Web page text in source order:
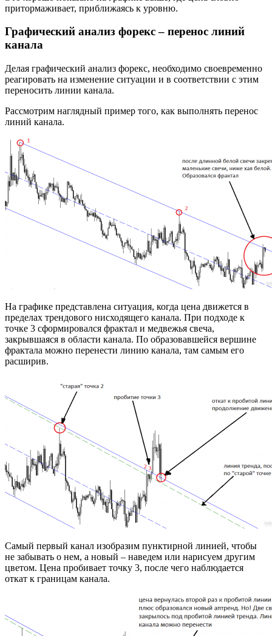
притормаживает, приближаясь к уровню.
Графический анализ форекс – перенос линий
канала
Делая графический анализ форекс, необходимо своевременно
реагировать на изменение ситуации и в соответствии с этим
переносить линии канала.
Рассмотрим наглядный пример того, как выполнять перенос
линий канала.
На графике представлена ситуация, когда цена движется в
пределах трендового нисходящего канала. При подходе к
точке 3 сформировался фрактал и медвежья свеча,
закрывшаяся в области канала. По образовавшейся вершине
фрактала можно перенести линию канала, там самым его
расширив.
Самый первый канал изобразим пунктирной линией, чтобы
не забывать о нем, а новый – наведем или нарисуем другим
цветом. Цена пробивает точку 3, после чего наблюдается
откат к границам канала.